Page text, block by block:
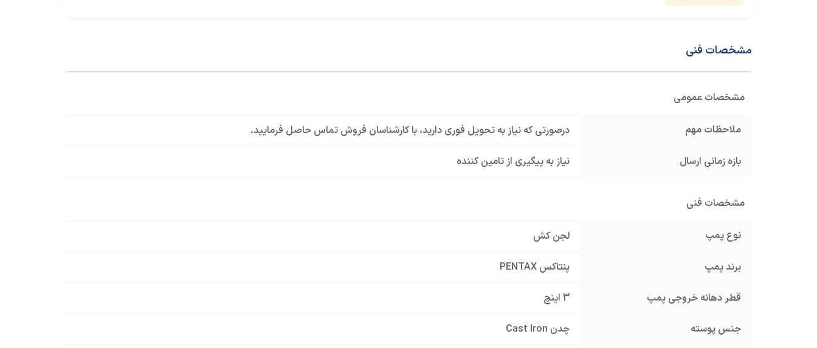
مشخصات فنی
مشخصات عمومی
ملاحظات مهم درصورتی که نیاز به تحویل فوری دارید، با کارشناسان فروش تماس حاصل فرمایید.
بازه زمانی ارسال نیاز به پیگیری از تامین کننده
مشخصات فنی
نوع پمپ لجن کش
برند پمپ پنتاکس PENTAX
قطر دهانه خروجی پمپ 3 اینچ
جنس پوسته چدن Cast Iron